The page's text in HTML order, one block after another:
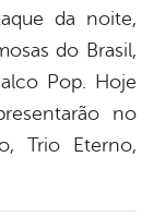
da noite,
do Brasil,
Pop. Hoje
no
Trio Eterno,